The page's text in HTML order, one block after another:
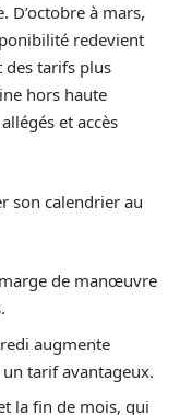
D’octobre à mars,
redevient
des tarifs plus
hors haute
et accès
son calendrier au
marge de manœuvre
augmente
tarif avantageux.
la fin de mois, qui